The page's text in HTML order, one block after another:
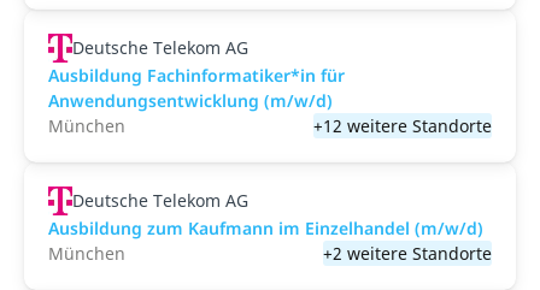
Deutsche Telekom AG
Ausbildung Fachinformatiker*in für
Anwendungsentwicklung (m/w/d)
München
+12 weitere Standorte
Deutsche Telekom AG
Ausbildung zum Kaufmann im Einzelhandel (m/w/d)
München
+2 weitere Standorte